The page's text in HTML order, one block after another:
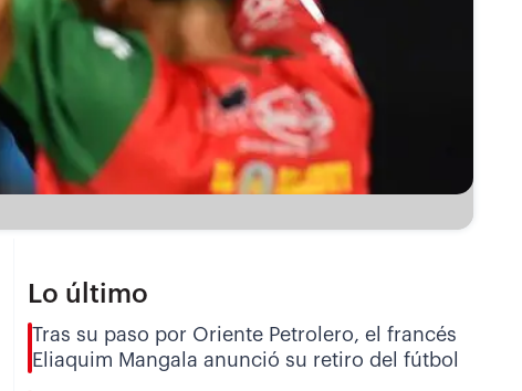
Lo último
Tras su paso por Oriente Petrolero, el francés
Eliaquim Mangala anunció su retiro del fútbol